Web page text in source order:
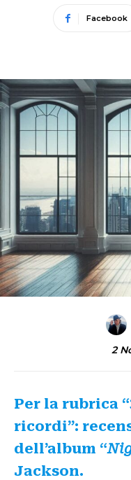
Facebook
2
Per la rubrica
ricordi”:
dell’album “
Jackson.